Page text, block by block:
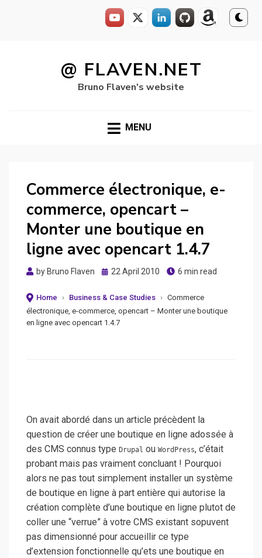
@ FLAVEN.NET
Bruno Flaven's website
MENU
Commerce électronique, e-
commerce, opencart –
Monter une boutique en
ligne avec opencart 1.4.7
by Bruno Flaven
Posted
22 April 2010 6 min read
Home › Business & Case Studies › Commerce
électronique, e-commerce, opencart – Monter une boutique
en ligne avec opencart 1.4.7
On avait abordé dans un article précèdent la
question de créer une boutique en ligne adossée à
des CMS connus type Drupal ou WordPress, c’était
probant mais pas vraiment concluant ! Pourquoi
alors ne pas tout simplement installer un système
de boutique en ligne à part entière qui autorise la
création complète d’une boutique en ligne plutot de
coller une “verrue” à votre CMS existant sopuvent
pas dimensionné pour accueillir ce type
d’extension fonctionnelle qu’ets une boutique en